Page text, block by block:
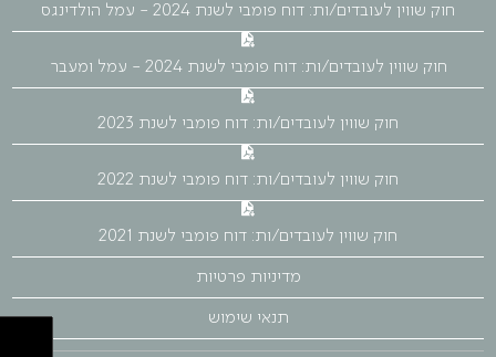
חוק שווין לעובדים/ות: דוח פומבי לשנת 2024 - עמל הולדינגס
חוק שווין לעובדים/ות: דוח פומבי לשנת 2024 - עמל ומעבר
חוק שווין לעובדים/ות: דוח פומבי לשנת 2023
חוק שווין לעובדים/ות: דוח פומבי לשנת 2022
חוק שווין לעובדים/ות: דוח פומבי לשנת 2021
מדיניות פרטיות
תנאי שימוש